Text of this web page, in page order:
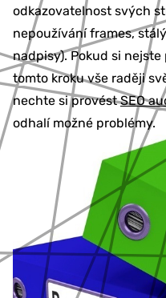
odkazovatelnost svých
nepoužívání frames,
nadpisy). Pokud si
tomto kroku vše raději
nechte si provéstSEO
odhalí možné problémy.